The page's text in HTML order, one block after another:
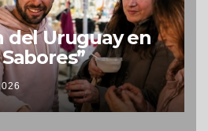
del Uruguay en